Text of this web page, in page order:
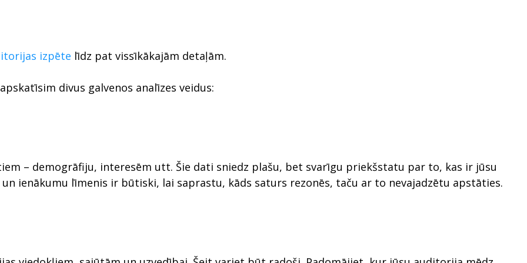
izpēte līdz pat vissīkākajām detaļām.
divus galvenos analīzes veidus:
– demogrāfiju, interesēm utt. Šie dati sniedz plašu, bet svarīgu priekšstatu par to, kas ir jūsu
ienākumu līmenis ir būtiski, lai saprastu, kāds saturs rezonēs, taču ar to nevajadzētu apstāties.